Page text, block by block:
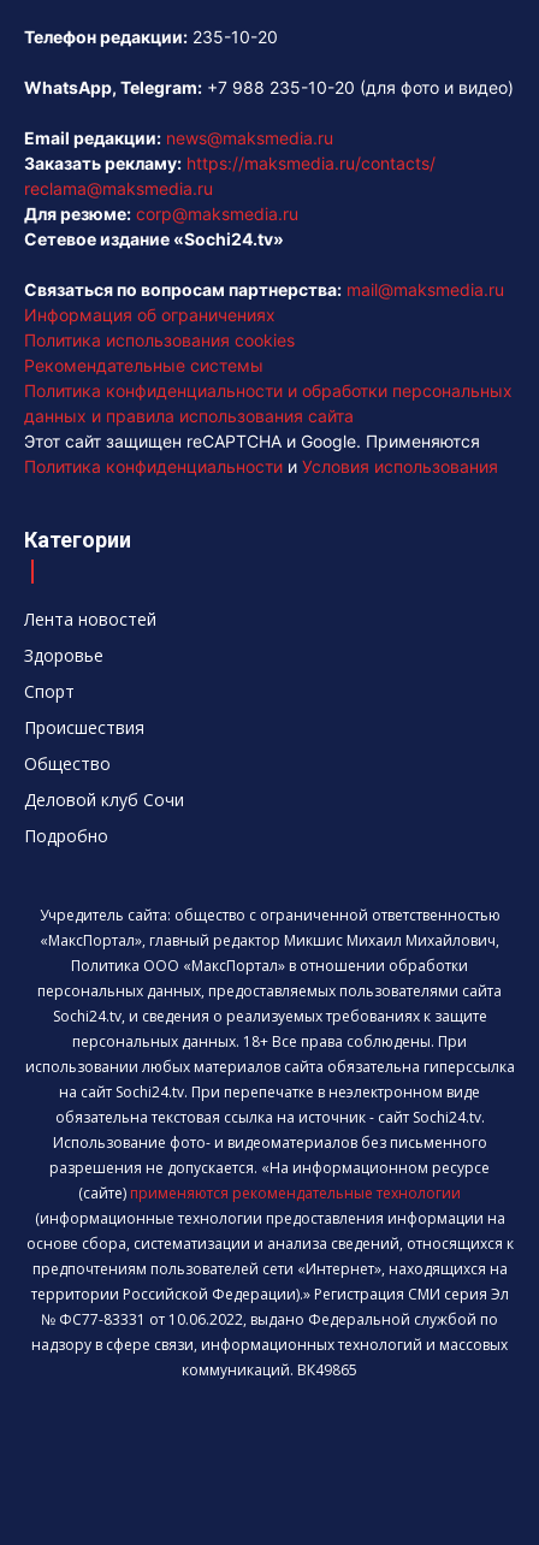
Телефон редакции: 235-10-20
WhatsApp, Telegram: +7 988 235-10-20 (для фото и видео)
Email редакции: news@maksmedia.ru
Заказать рекламу: https://maksmedia.ru/contacts/
reclama@maksmedia.ru
Для резюме: corp@maksmedia.ru
Сетевое издание «Sochi24.tv»
Связаться по вопросам партнерства: mail@maksmedia.ru
Информация об ограничениях
Политика использования cookies
Рекомендательные системы
Политика конфиденциальности и обработки персональных
данных и правила использования сайта
Этот сайт защищен reCAPTCHA и Google. Применяются
Политика конфиденциальности и Условия использования
Категории
Лента новостей
Здоровье
Спорт
Происшествия
Общество
Деловой клуб Сочи
Подробно
Учредитель сайта: общество с ограниченной ответственностью
«МаксПортал», главный редактор Микшис Михаил Михайлович,
Политика ООО «МаксПортал» в отношении обработки
персональных данных, предоставляемых пользователями сайта
Sochi24.tv, и сведения о реализуемых требованиях к защите
персональных данных. 18+ Все права соблюдены. При
использовании любых материалов сайта обязательна гиперссылка
на сайт Sochi24.tv. При перепечатке в неэлектронном виде
обязательна текстовая ссылка на источник - сайт Sochi24.tv.
Использование фото- и видеоматериалов без письменного
разрешения не допускается. «На информационном ресурсе
(сайте) применяются рекомендательные технологии
(информационные технологии предоставления информации на
основе сбора, систематизации и анализа сведений, относящихся к
предпочтениям пользователей сети «Интернет», находящихся на
территории Российской Федерации).» Регистрация СМИ серия Эл
№ ФС77-83331 от 10.06.2022, выдано Федеральной службой по
надзору в сфере связи, информационных технологий и массовых
коммуникаций. ВК49865